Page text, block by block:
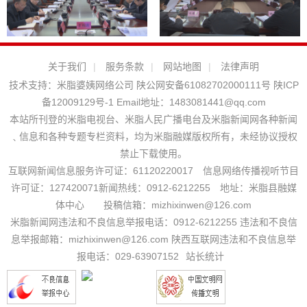
关于我们 | 服务条款 | 网站地图 |
法律声明
技术支持： 米脂婆姨网络公司 陕公网安备61082702000111号 陕ICP
备12009129号-1 Email地址： 1483081441@qq.com
本站所刊登的米脂电视台、米脂人民广播电台及米脂新闻网各种新闻
﹑信息和各种专题专栏资料，均为米脂融媒版权所有，未经协议授权
禁止下载使用。
互联网新闻信息服务许可证：61120220017 信息网络传播视听节目
许可证：127420071新闻热线：0912-6212255 地址：米脂县融媒
体中心 投稿信箱：mizhixinwen@126.com
米脂新闻网违法和不良信息举报电话：0912-6212255 违法和不良信
息举报邮箱：mizhixinwen@126.com 陕西互联网违法和不良信息举
报电话：029-63907152
站长统计